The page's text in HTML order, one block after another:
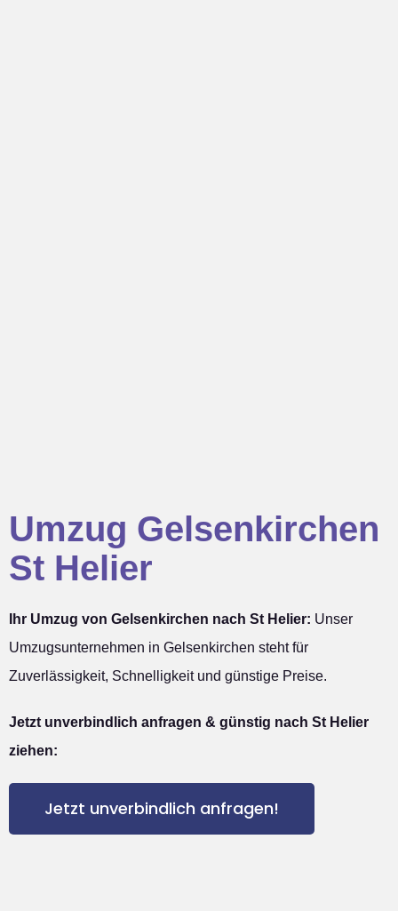
Umzug Gelsenkirchen
St Helier
Ihr Umzug von Gelsenkirchen nach St Helier: Unser
Umzugsunternehmen in Gelsenkirchen steht für
Zuverlässigkeit, Schnelligkeit und günstige Preise.
Jetzt unverbindlich anfragen & günstig nach St Helier
ziehen:
Jetzt unverbindlich anfragen!